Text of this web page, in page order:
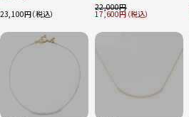
AK1136010100 ゴ
ールド 1.2g
23,100
22,000
17,600